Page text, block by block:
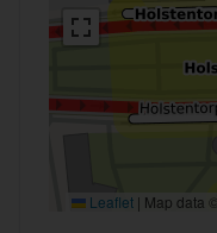
Leaflet | Map data ©